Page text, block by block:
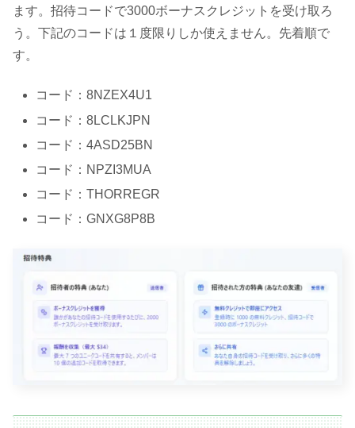
ます。招待コードで3000ボーナスクレジットを受け取ろ
う。下記のコードは１度限りしか使えません。先着順で
す。
コード：8NZEX4U1
コード：8LCLKJPN
コード：4ASD25BN
コード：NPZI3MUA
コード：THORREGR
コード：GNXG8P8B